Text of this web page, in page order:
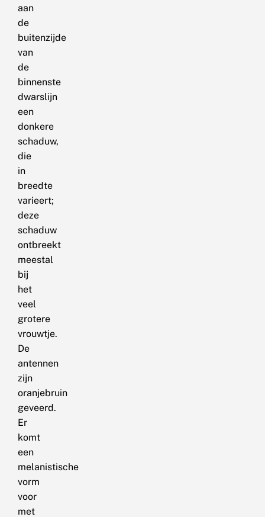
aan
de
buitenzijde
van
de
binnenste
dwarslijn
een
donkere
schaduw,
die
in
breedte
varieert;
deze
schaduw
ontbreekt
meestal
bij
het
veel
grotere
vrouwtje.
De
antennen
zijn
oranjebruin
geveerd.
Er
komt
een
melanistische
vorm
voor
met